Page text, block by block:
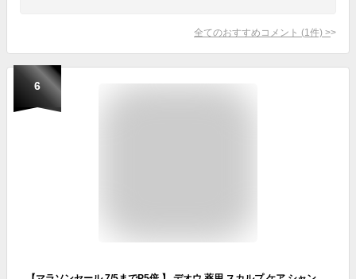
全てのおすすめコメント (1 件) >
6